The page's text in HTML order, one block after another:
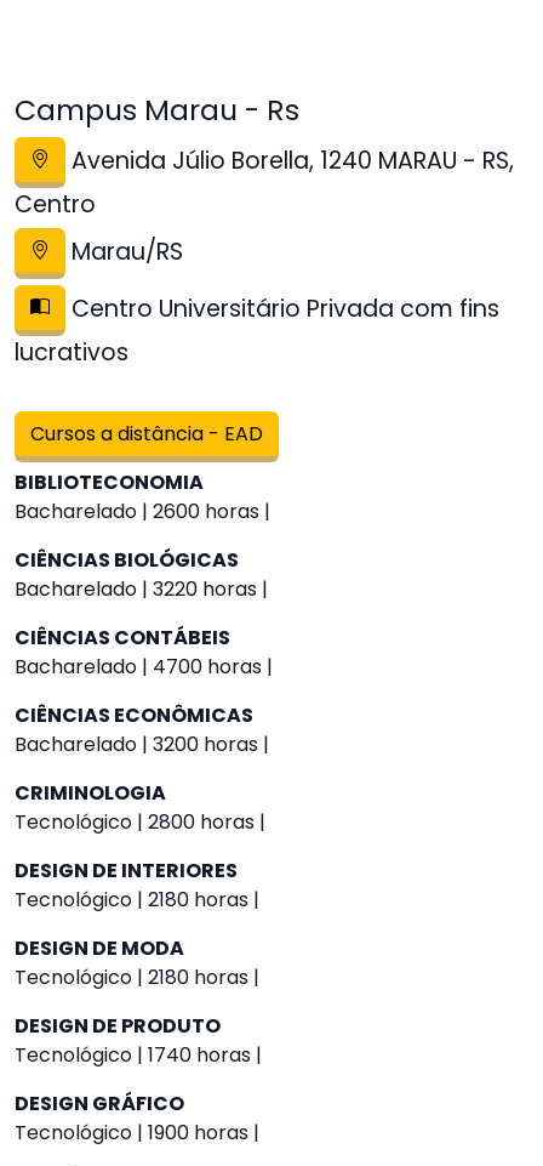
Campus Marau - Rs
Avenida Júlio Borella, 1240 MARAU - RS,
Centro
Marau/RS
Centro Universitário Privada com fins
lucrativos
Cursos a distância - EAD
BIBLIOTECONOMIA
Bacharelado | 2600 horas |
CIÊNCIAS BIOLÓGICAS
Bacharelado | 3220 horas |
CIÊNCIAS CONTÁBEIS
Bacharelado | 4700 horas |
CIÊNCIAS ECONÔMICAS
Bacharelado | 3200 horas |
CRIMINOLOGIA
Tecnológico | 2800 horas |
DESIGN DE INTERIORES
Tecnológico | 2180 horas |
DESIGN DE MODA
Tecnológico | 2180 horas |
DESIGN DE PRODUTO
Tecnológico | 1740 horas |
DESIGN GRÁFICO
Tecnológico | 1900 horas |